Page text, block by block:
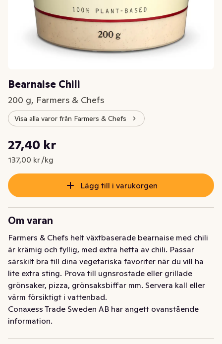
Bearnaise Chili
200 g, Farmers & Chefs
Visa alla varor från Farmers & Chefs
Nuvarande pris är: 27,40 kr
27,40 kr
137,00 kr /kg
Styckpris: 137,00 kr /kg
Lägg till i varukorgen
Om varan
Farmers & Chefs helt växtbaserade bearnaise med chili
är krämig och fyllig, med extra hetta av chili. Passar
särskilt bra till dina vegetariska favoriter när du vill ha
lite extra sting. Prova till ugnsrostade eller grillade
grönsaker, pizza, grönsaksbiffar mm. Servera kall eller
värm försiktigt i vattenbad.
Conaxess Trade Sweden AB har angett ovanstående
information.